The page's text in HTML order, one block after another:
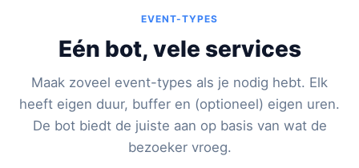
EVENT-TYPES
Eén bot, vele services
Maak zoveel event-types als je nodig hebt. Elk
heeft eigen duur, buffer en (optioneel) eigen uren.
De bot biedt de juiste aan op basis van wat de
bezoeker vroeg.